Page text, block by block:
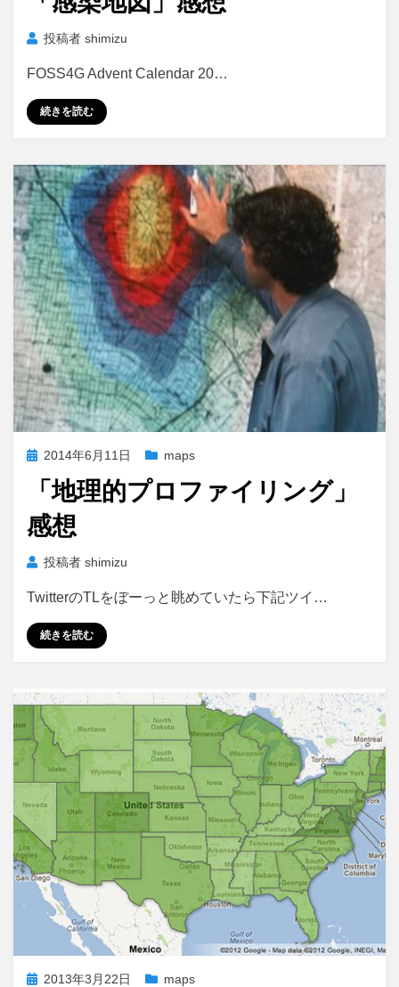
日:
投稿者 shimizu
FOSS4G Advent Calendar 20…
続きを読む
投
日:
2014年6月11日 maps
「地理的プロファイリング」
感想
投稿者 shimizu
TwitterのTLをぼーっと眺めていたら下記ツイ…
続きを読む
投 2013年3月22日 maps